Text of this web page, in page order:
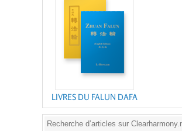
LIVRES DU FALUN DAFA